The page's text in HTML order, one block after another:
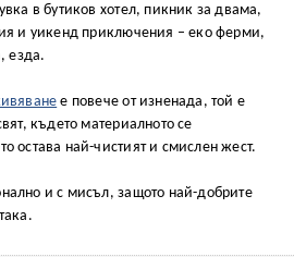
в бутиков хотел, пикник за двама,
и уикенд приключения – еко ферми,
езда.
е повече от изненада, той е
където материалното се
остава най-чистият и смислен жест.
и с мисъл, защото най-добрите